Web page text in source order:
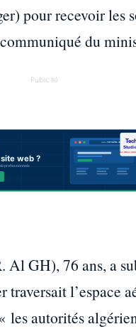
pour recevoir les
du
Publicité
Al GH), 76 ans, a
traversait l’espace
les autorités